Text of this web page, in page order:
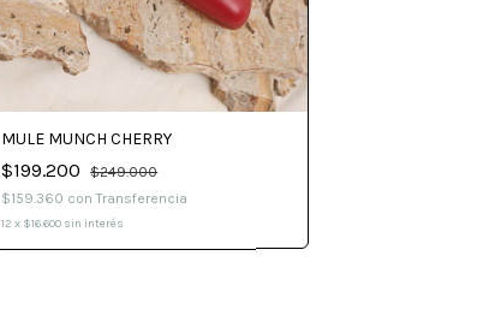
MULE MUNCH CHERRY
$199.200
$249.000
$159.360 con Transferencia
12 x $16.600 sin interés